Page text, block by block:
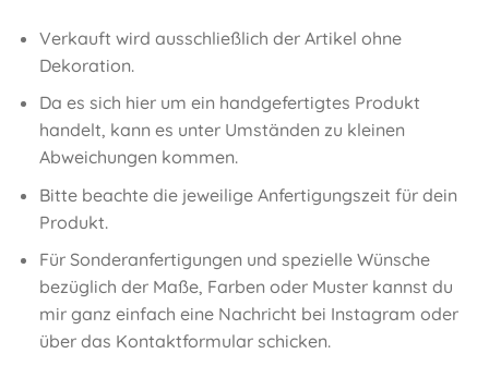
Verkauft wird ausschließlich der Artikel ohne
Dekoration.
Da es sich hier um ein handgefertigtes Produkt
handelt, kann es unter Umständen zu kleinen
Abweichungen kommen.
Bitte beachte die jeweilige Anfertigungszeit für dein
Produkt.
Für Sonderanfertigungen und spezielle Wünsche
bezüglich der Maße, Farben oder Muster kannst du
mir ganz einfach eine Nachricht bei Instagram oder
über das Kontaktformular schicken.